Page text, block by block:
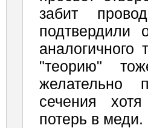
забит
подтвердили
аналогичного
"теорию"
желательно
сечения
потерь в меди.